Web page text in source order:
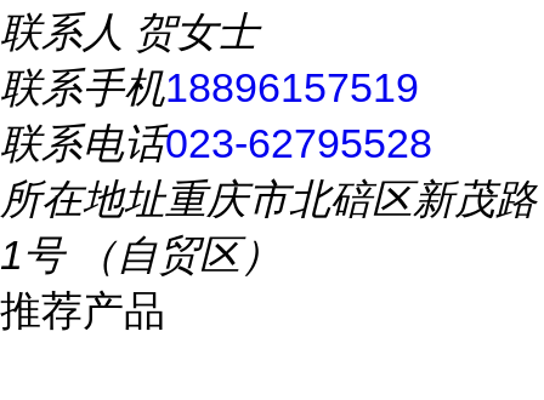
联系人 贺女士
联系手机18896157519
联系电话023-62795528
所在地址重庆市北碚区新茂路
1号 （自贸区）
推荐产品